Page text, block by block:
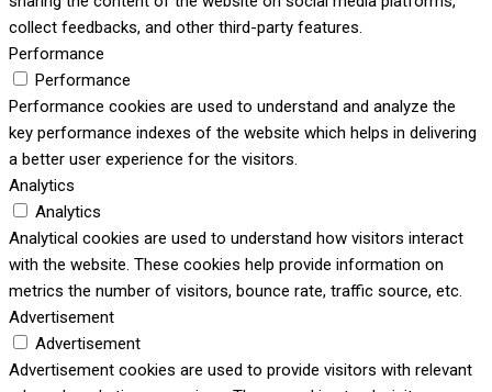
collect feedbacks, and other third-party features.
Performance
Performance
Performance cookies are used to understand and analyze the
key performance indexes of the website which helps in delivering
a better user experience for the visitors.
Analytics
Analytics
Analytical cookies are used to understand how visitors interact
with the website. These cookies help provide information on
metrics the number of visitors, bounce rate, traffic source, etc.
Advertisement
Advertisement
Advertisement cookies are used to provide visitors with relevant